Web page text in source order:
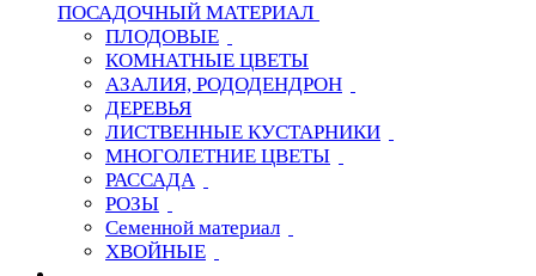
ПОСАДОЧНЫЙ МАТЕРИАЛ
ПЛОДОВЫЕ
КОМНАТНЫЕ ЦВЕТЫ
АЗАЛИЯ, РОДОДЕНДРОН
ДЕРЕВЬЯ
ЛИСТВЕННЫЕ КУСТАРНИКИ
МНОГОЛЕТНИЕ ЦВЕТЫ
РАССАДА
РОЗЫ
Семенной материал
ХВОЙНЫЕ